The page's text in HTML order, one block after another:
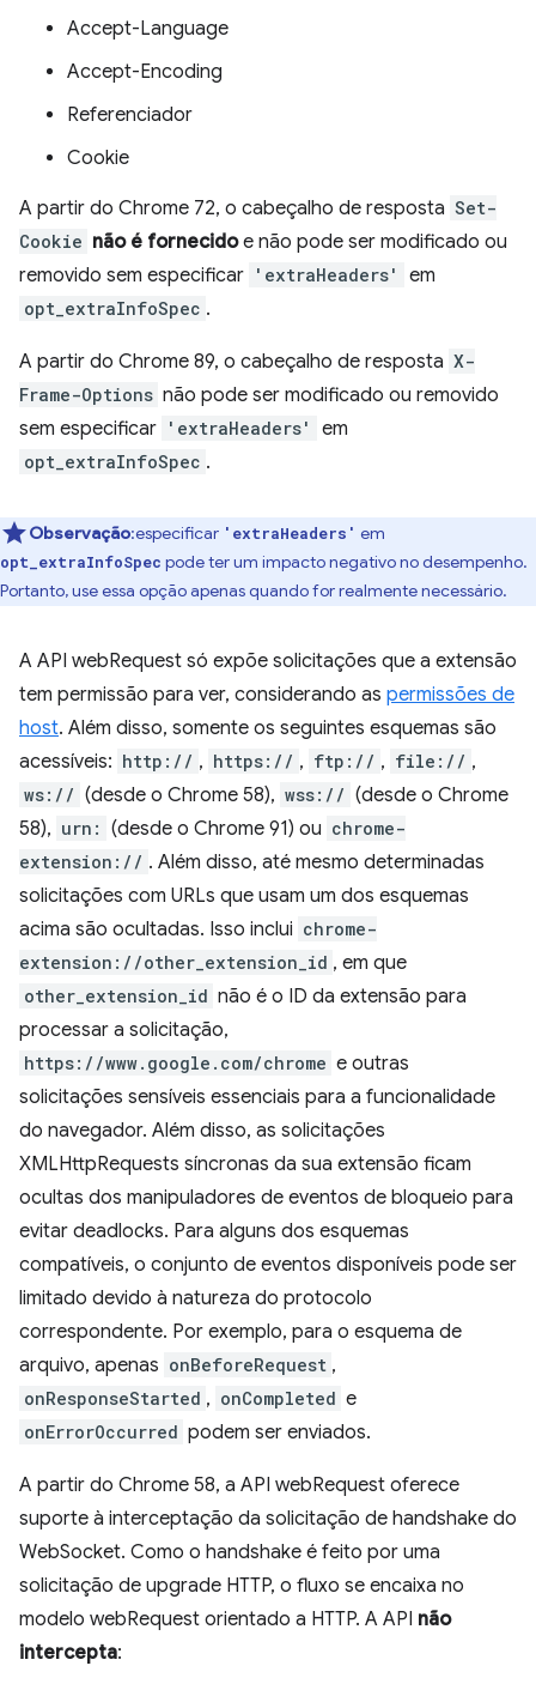
Accept-Language
Accept-Encoding
Referenciador
Cookie
A partir do Chrome 72, o cabeçalho de resposta Set-
Cookie não é fornecidoe não pode ser modificado ou
removido sem especificar 'extraHeaders' em
opt_extraInfoSpec .
A partir do Chrome 89, o cabeçalho de resposta X-
Frame-Options não pode ser modificado ou removido
sem especificar 'extraHeaders' em
opt_extraInfoSpec .
Observação:especificar 'extraHeaders' em
opt_extraInfoSpec pode ter um impacto negativo no desempenho.
Portanto, use essa opção apenas quando for realmente necessário.
A API webRequest só expõe solicitações que a extensão
tem permissão para ver, considerando as permissões de
host. Além disso, somente os seguintes esquemas são
acessíveis: http:// , https:// , ftp:// , file:// ,
ws:// (desde o Chrome 58), wss:// (desde o Chrome
58), urn: (desde o Chrome 91) ou chrome-
extension:// . Além disso, até mesmo determinadas
solicitações com URLs que usam um dos esquemas
acima são ocultadas. Isso inclui chrome-
extension://other_extension_id , em que
other_extension_id não é o ID da extensão para
processar a solicitação,
https://www.google.com/chrome e outras
solicitações sensíveis essenciais para a funcionalidade
do navegador. Além disso, as solicitações
XMLHttpRequests síncronas da sua extensão ficam
ocultas dos manipuladores de eventos de bloqueio para
evitar deadlocks. Para alguns dos esquemas
compatíveis, o conjunto de eventos disponíveis pode ser
limitado devido à natureza do protocolo
correspondente. Por exemplo, para o esquema de
arquivo, apenas onBeforeRequest ,
onResponseStarted , onCompleted e
onErrorOccurred podem ser enviados.
A partir do Chrome 58, a API webRequest oferece
suporte à interceptação da solicitação de handshake do
WebSocket. Como o handshake é feito por uma
solicitação de upgrade HTTP, o fluxo se encaixa no
modelo webRequest orientado a HTTP. A API não
intercepta: